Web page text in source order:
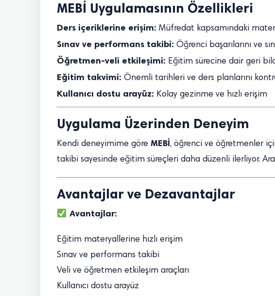
MEBİ Uygulamasının Özellikleri
Ders içeriklerine erişim: Müfredat kapsamındaki
Sınav ve performans takibi: Öğrenci başarılarını ve
Öğretmen-veli etkileşimi: Eğitim sürecine dair geri
Eğitim takvimi: Önemli tarihleri ve ders planlarını
Kullanıcı dostu arayüz: Kolay gezinme ve hızlı erişim
Uygulama Üzerinden Deneyim
Kendi deneyimime göre MEBİ, öğrenci ve öğretmenler
takibi sayesinde eğitim süreçleri daha düzenli ilerliyor.
Avantajlar ve Dezavantajlar
Avantajlar:
Eğitim materyallerine hızlı erişim
Sınav ve performans takibi
Veli ve öğretmen etkileşim araçları
Kullanıcı dostu arayüz